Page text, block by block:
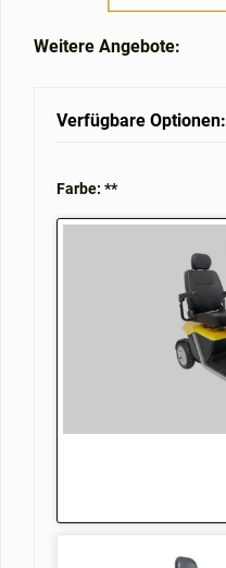
Weitere Angebote:
Verfügbare Optionen:
Farbe: **